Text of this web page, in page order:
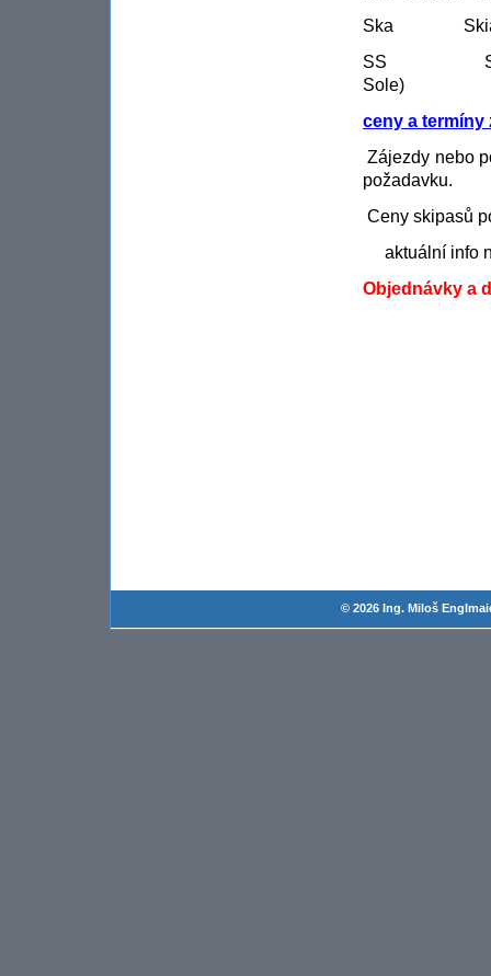
Ska Skiarea
SS Superski
Sole)
ceny a termíny
Zájezdy nebo
požadavku.
Ceny skipasů
aktuální info
Objednávky a
© 2026 Ing. Miloš